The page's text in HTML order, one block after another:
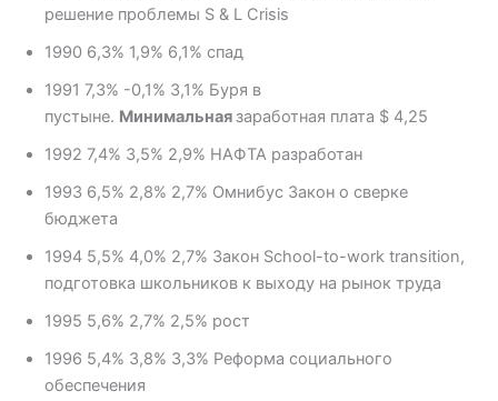
решение проблемы S & L Crisis
1990 6,3% 1,9% 6,1% спад
1991 7,3% -0,1% 3,1% Буря в
пустыне. Минимальнаязаработная плата $ 4,25
1992 7,4% 3,5% 2,9% НАФТА разработан
1993 6,5% 2,8% 2,7% Омнибус Закон о сверке
бюджета
1994 5,5% 4,0% 2,7% Закон School-to-work transition,
подготовка школьников к выходу на рынок труда
1995 5,6% 2,7% 2,5% рост
1996 5,4% 3,8% 3,3% Реформа социального
обеспечения